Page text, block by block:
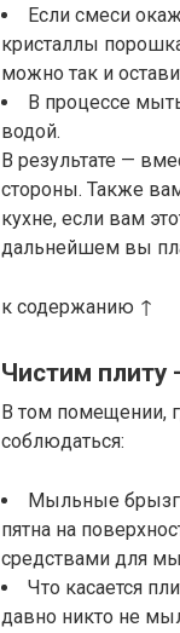
Если смеси
кристаллы
можно так и
В процессе
водой.
В результате —
стороны. Также
кухне, если вам
дальнейшем вы
к содержанию ↑
Чистим плиту
В том помещении,
соблюдаться:
Мыльные
пятна на
средствами для
Что касается
давно никто не